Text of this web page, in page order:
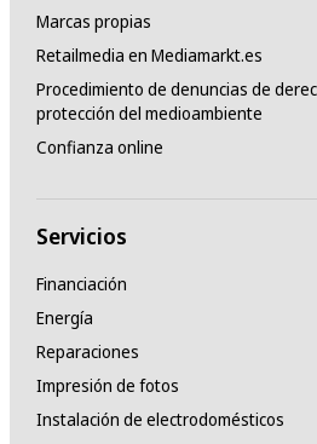
Marcas propias
Retailmedia en Mediamarkt.es
Procedimiento de denuncias de
protección del medioambiente
Confianza online
Servicios
Financiación
Energía
Reparaciones
Impresión de fotos
Instalación de electrodomésticos